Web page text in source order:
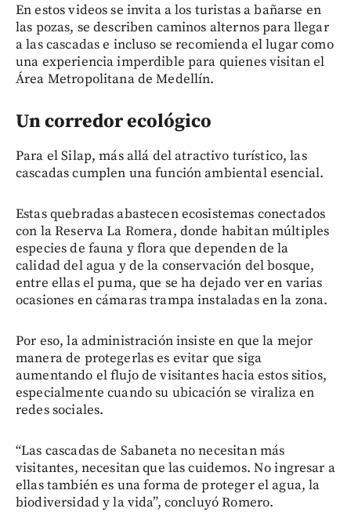
En estos videos se invita a los turistas a bañarse en
las pozas, se describen caminos alternos para llegar
a las cascadas e incluso se recomienda el lugar como
una experiencia imperdible para quienes visitan el
Área Metropolitana de Medellín.
Un corredor ecológico
Para el Silap, más allá del atractivo turístico, las
cascadas cumplen una función ambiental esencial.
Estas quebradas abastecen ecosistemas conectados
con la Reserva La Romera, donde habitan múltiples
especies de fauna y flora que dependen de la
calidad del agua y de la conservación del bosque,
entre ellas el puma, que se ha dejado ver en varias
ocasiones en cámaras trampa instaladas en la zona.
Por eso, la administración insiste en que la mejor
manera de protegerlas es evitar que siga
aumentando el flujo de visitantes hacia estos sitios,
especialmente cuando su ubicación se viraliza en
redes sociales.
“Las cascadas de Sabaneta no necesitan más
visitantes, necesitan que las cuidemos. No ingresar a
ellas también es una forma de proteger el agua, la
biodiversidad y la vida”, concluyó Romero.